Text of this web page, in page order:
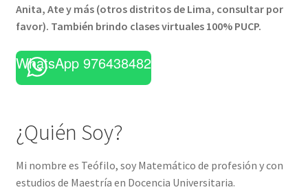
Anita, Ate y más (otros distritos de Lima, consultar por
favor). También brindo clases virtuales 100% PUCP.
WhatsApp 976438482
¿Quién Soy?
Mi nombre es Teófilo, soy Matemático de profesión y con
estudios de Maestría en Docencia Universitaria.